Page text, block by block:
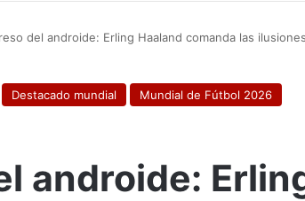
del androide: Erling Haaland comanda las
Destacado mundial Mundial de Fútbol 2026
androide: